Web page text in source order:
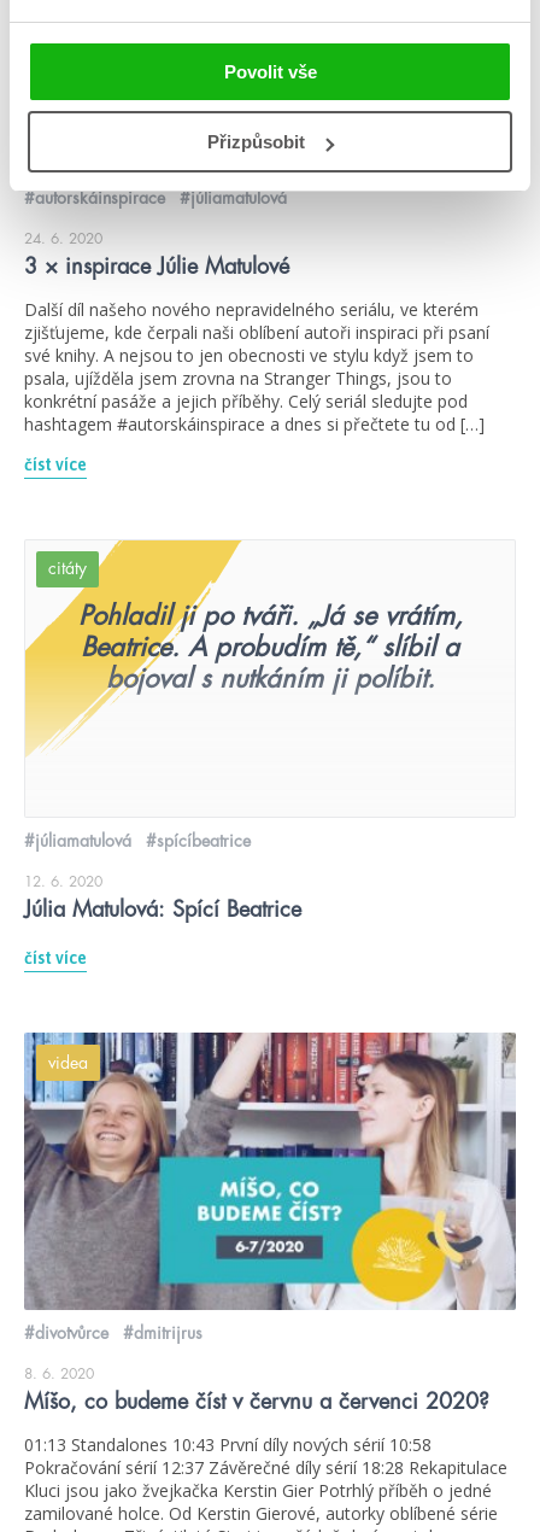
Povolit vše
Přizpůsobit
#autorskáinspirace #júliamatulová
24. 6. 2020
3 × inspirace Júlie Matulové
Další díl našeho nového nepravidelného seriálu, ve kterém
zjišťujeme, kde čerpali naši oblíbení autoři inspiraci při psaní
své knihy. A nejsou to jen obecnosti ve stylu když jsem to
psala, ujížděla jsem zrovna na Stranger Things, jsou to
konkrétní pasáže a jejich příběhy. Celý seriál sledujte pod
hashtagem #autorskáinspirace a dnes si přečtete tu od […]
číst více
citáty
Pohladil ji po tváři. „Já se vrátím,
Beatrice. A probudím tě,“ slíbil a
bojoval s nutkáním ji políbit.
#júliamatulová #spícíbeatrice
12. 6. 2020
Júlia Matulová: Spící Beatrice
číst více
videa
#divotvůrce #dmitrijrus
8. 6. 2020
Míšo, co budeme číst v červnu a červenci 2020?
01:13 Standalones 10:43 První díly nových sérií 10:58
Pokračování sérií 12:37 Závěrečné díly sérií 18:28 Rekapitulace
Kluci jsou jako žvejkačka Kerstin Gier Potrhlý příběh o jedné
zamilované holce. Od Kerstin Gierové, autorky oblíbené série